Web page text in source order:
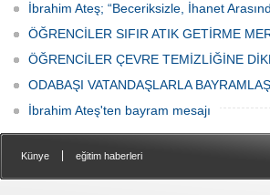
İbrahim Ateş; “Beceriksizle, İhanet
ÖĞRENCİLER SIFIR ATIK GETİRME
ÖĞRENCİLER ÇEVRE TEMİZLİĞİNE
ODABAŞI VATANDAŞLARLA
İbrahim Ateş'ten bayram mesajı
Künye eğitim haberleri